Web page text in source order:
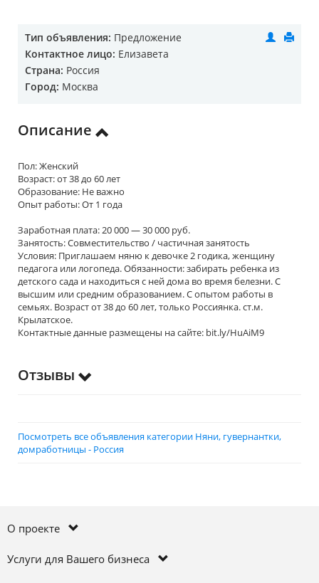
Тип объявления: Предложение
Контактное лицо: Елизавета
Страна: Россия
Город: Москва
Описание
Пол: Женский
Возраст: от 38 до 60 лет
Образование: Не важно
Опыт работы: От 1 года
Заработная плата: 20 000 — 30 000 руб.
Занятость: Совместительство / частичная занятость
Условия: Приглашаем няню к девочке 2 годика, женщину
педагога или логопеда. Обязанности: забирать ребенка из
детского сада и находиться с ней дома во время белезни. С
высшим или средним образованием. С опытом работы в
семьях. Возраст от 38 до 60 лет, только Россиянка. ст.м.
Крылатское.
Контактные данные размещены на сайте: bit.ly/HuAiM9
Отзывы
Посмотреть все объявления категории Няни, гувернантки,
домработницы - Россия
О проекте
Услуги для Вашего бизнеса